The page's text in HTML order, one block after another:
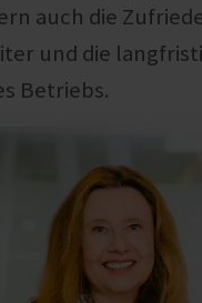
auch die
und die
Betriebs.